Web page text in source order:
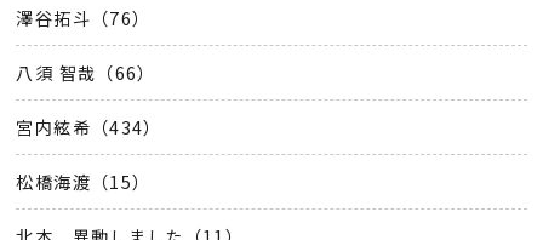
澤谷拓斗（76）
八須 智哉（66）
宮内絃希（434）
松橋海渡（15）